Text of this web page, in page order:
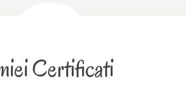
Certificati